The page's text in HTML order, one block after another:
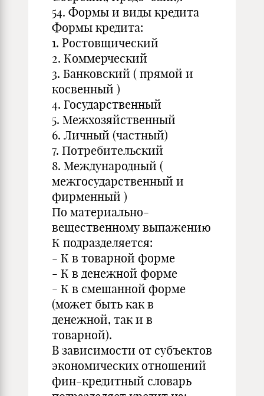
54. Формы и виды кредита
Формы кредита:
1. Ростовщический
2. Коммерческий
3. Банковский ( прямой и
косвенный )
4. Государственный
5. Межхозяйственный
6. Личный (частный)
7. Потребительский
8. Международный (
межгосударственный и
фирменный )
По материально-
вещественному выпажению
К подразделяется:
- К в товарной форме
- К в денежной форме
- К в смешанной форме
(может быть как в
денежной, так и в
товарной).
В зависимости от субъектов
экономических отношений
фин-кредитный словарь